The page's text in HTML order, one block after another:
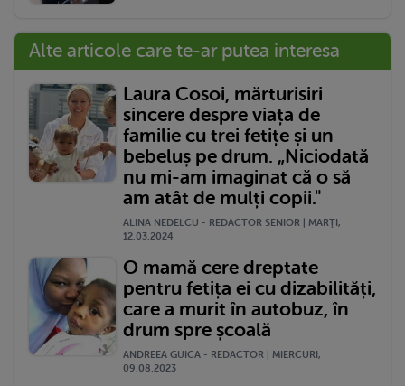
Alte articole care te-ar putea interesa
Laura Cosoi, mărturisiri
sincere despre viața de
familie cu trei fetițe și un
bebeluș pe drum. „Niciodată
nu mi-am imaginat că o să
am atât de mulți copii."
ALINA NEDELCU - REDACTOR SENIOR | MARŢI,
12.03.2024
O mamă cere dreptate
pentru fetița ei cu dizabilități,
care a murit în autobuz, în
drum spre școală
ANDREEA GUICA - REDACTOR | MIERCURI,
09.08.2023